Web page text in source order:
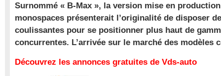
Surnommé « B-Max », la version mise en
monospaces présenterait l’originalité de disposer
coulissantes pour se positionner plus haut de
concurrentes. L’arrivée sur le marché des modèles
Découvrez les annonces gratuites de Vds-auto